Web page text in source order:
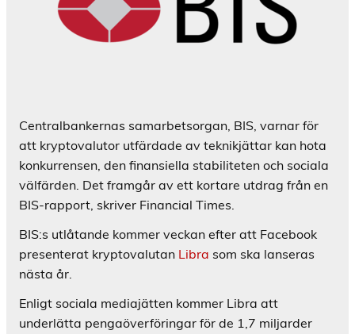
Centralbankernas samarbetsorgan, BIS, varnar för
att kryptovalutor utfärdade av teknikjättar kan hota
konkurrensen, den finansiella stabiliteten och sociala
välfärden. Det framgår av ett kortare utdrag från en
BIS-rapport, skriver Financial Times.
BIS:s utlåtande kommer veckan efter att Facebook
presenterat kryptovalutan Libra som ska lanseras
nästa år.
Enligt sociala mediajätten kommer Libra att
underlätta pengaöverföringar för de 1,7 miljarder